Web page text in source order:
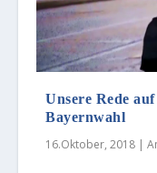
Unsere Rede
Bayernwahl
16.Oktober, 2018 |